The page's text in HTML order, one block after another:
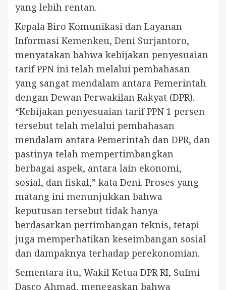
yang lebih rentan.
Kepala Biro Komunikasi dan Layanan
Informasi Kemenkeu, Deni Surjantoro,
menyatakan bahwa kebijakan penyesuaian
tarif PPN ini telah melalui pembahasan
yang sangat mendalam antara Pemerintah
dengan Dewan Perwakilan Rakyat (DPR).
“Kebijakan penyesuaian tarif PPN 1 persen
tersebut telah melalui pembahasan
mendalam antara Pemerintah dan DPR, dan
pastinya telah mempertimbangkan
berbagai aspek, antara lain ekonomi,
sosial, dan fiskal,” kata Deni. Proses yang
matang ini menunjukkan bahwa
keputusan tersebut tidak hanya
berdasarkan pertimbangan teknis, tetapi
juga memperhatikan keseimbangan sosial
dan dampaknya terhadap perekonomian.
Sementara itu, Wakil Ketua DPR RI, Sufmi
Dasco Ahmad, menegaskan bahwa